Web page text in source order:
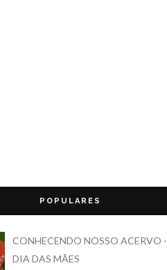
POPULARES
CONHECENDO NOSSO ACERVO -
DIA DAS MÃES